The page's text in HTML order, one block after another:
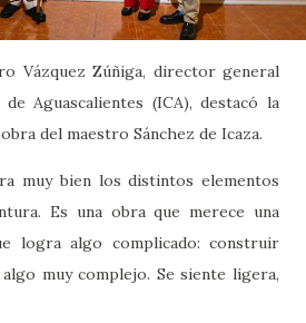
Vázquez Zúñiga, director general
Aguascalientes (ICA), destacó la
del maestro Sánchez de Icaza.
muy bien los distintos elementos
Es una obra que merece una
logra algo complicado: construir
muy complejo. Se siente ligera,